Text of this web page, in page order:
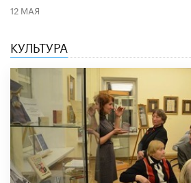
12 МАЯ
КУЛЬТУРА